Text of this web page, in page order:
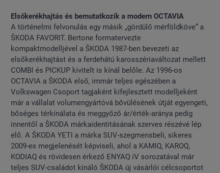
Elsőkerékhajtás és bemutatkozik a modern OCTAVIA
A történelmi felvonulás egy másik „gördülő mérföldköve” a
ŠKODA FAVORIT. Bertone formatervezte
kompaktmodelljével a ŠKODA 1987-ben bevezeti az
elsőkerékhajtást és a ferdehátú karosszériaváltozat mellett
COMBI és PICKUP kivitelt is kínál belőle. Az 1996-os
OCTAVIA a ŠKODA első, immár teljes egészében a
Volkswagen Csoport tagjaként kifejlesztett modelljeként
már a vállalat volumengyártóvá bővülésének útját egyengeti,
bőséges térkínálata és meggyőző ár/érték-aránya pedig
innentől a ŠKODA márkaidentitásának szerves részévé lép
elő. A ŠKODA YETI a márka SUV-szegmensbeli, sikeres
2009-es megjelenését képviseli, ahol a KAMIQ, KAROQ,
KODIAQ és rövidesen érkező ENYAQ iV sorozatával már
teljes SUV-családot kínáló ŠKODA új vásárlói célcsoportot